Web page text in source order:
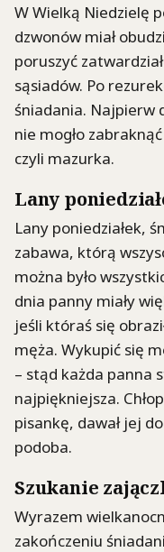
W Wielką Niedzielę
dzwonów miał
poruszyć
sąsiadów. Po
śniadania. Najpierw
nie mogło
czyli mazurka.
Lany
Lany poniedziałek,
zabawa, którą
można było
dnia panny miały
jeśli któraś się
męża. Wykupić się
– stąd każda panna
najpiękniejsza.
pisankę, dawał jej
podoba.
Szukanie
Wyrazem
zakończeniu